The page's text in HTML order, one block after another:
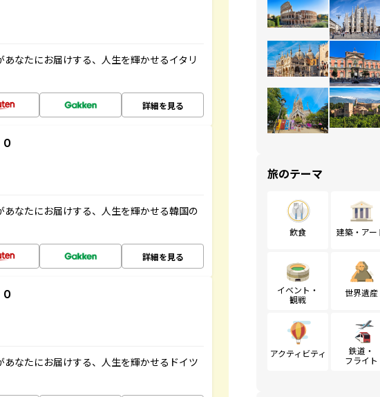
なたにお届けする、人生を輝かせるイタリ
詳細を見る
なたにお届けする、人生を輝かせる韓国の
詳細を見る
なたにお届けする、人生を輝かせるドイツ
旅のテーマ
飲食 建築・アー
イベント・
観戦
世界遺産
アクティビティ
鉄道・
フライト